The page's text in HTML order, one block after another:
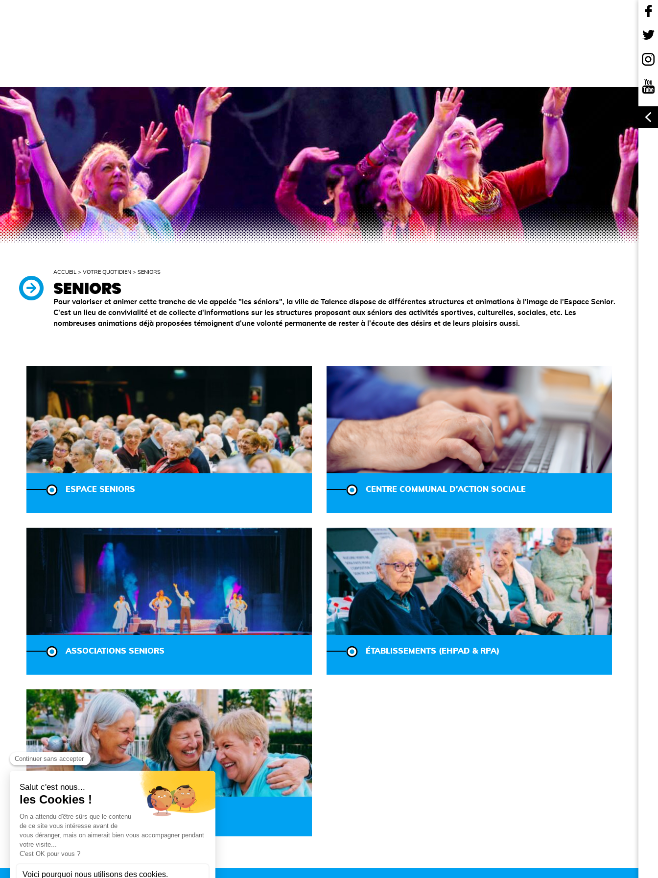
ACCUEIL >VOTRE QUOTIDIEN >SENIORS
SENIORS
Pour valoriser et animer cette tranche de vie appelée "les séniors", la ville de Talence dispose de différentes structures et animations à l'image de l'Espace Senior.
C'est un lieu de convivialité et de collecte d'informations sur les structures proposant aux séniors des activités sportives, culturelles, sociales, etc. Les
nombreuses animations déjà proposées témoignent d'une volonté permanente de rester à l'écoute des désirs et de leurs plaisirs aussi.
ESPACE SENIORS CENTRE COMMUNAL D'ACTION SOCIALE
ASSOCIATIONS SENIORS ÉTABLISSEMENTS (EHPAD & RPA)
LES AIDES À DOMICILE ET AIDES…